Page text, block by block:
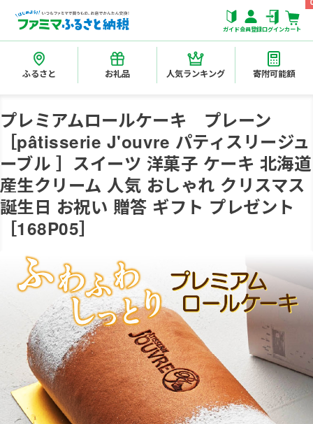
ガイド会員登録ログインカート
ふるさと お礼品 人気ランキング 寄附可能額
プレミアムロールケーキ プレーン
［pâtisserie J'ouvre パティスリージュ
ーブル ］スイーツ 洋菓子 ケーキ 北海道
産生クリーム 人気 おしゃれ クリスマス
誕生日 お祝い 贈答 ギフト プレゼント
［168P05］